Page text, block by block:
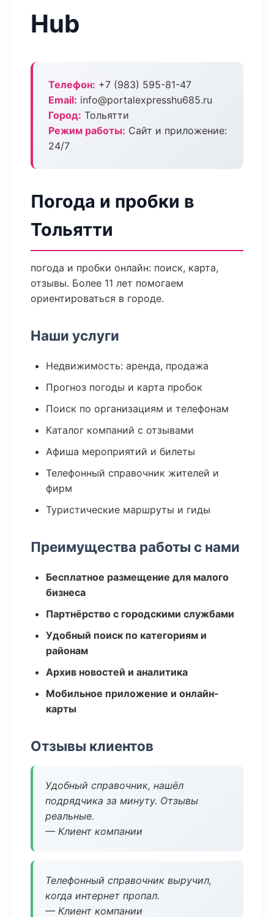
Hub
Телефон: +7 (983) 595-81-47
Email: info@portalexpresshu685.ru
Город: Тольятти
Режим работы: Сайт и приложение:
24/7
Погода и пробки в
Тольятти
погода и пробки онлайн: поиск, карта,
отзывы. Более 11 лет помогаем
ориентироваться в городе.
Наши услуги
Недвижимость: аренда, продажа
Прогноз погоды и карта пробок
Поиск по организациям и телефонам
Каталог компаний с отзывами
Афиша мероприятий и билеты
Телефонный справочник жителей и
фирм
Туристические маршруты и гиды
Преимущества работы с нами
Бесплатное размещение для малого
бизнеса
Партнёрство с городскими службами
Удобный поиск по категориям и
районам
Архив новостей и аналитика
Мобильное приложение и онлайн-
карты
Отзывы клиентов
Удобный справочник, нашёл
подрядчика за минуту. Отзывы
реальные.
— Клиент компании
Телефонный справочник выручил,
когда интернет пропал.
— Клиент компании